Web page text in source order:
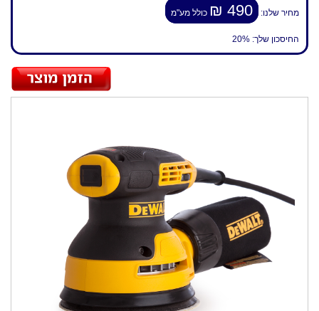
מחיר שלנו: 490 ₪ כולל מע"מ
החיסכון שלך: 20%